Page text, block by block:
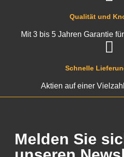
Schnelle
Aktien auf einer
Qualität und
Mit 3 bis 5 Jahren Garantie
Melden Sie